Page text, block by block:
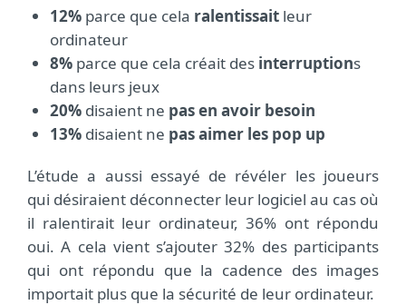
12% parce que cela ralentissait leur
ordinateur
8% parce que cela créait des interruptions
dans leurs jeux
20% disaient ne pas en avoir besoin
13% disaient ne pas aimer les pop up
L’étude a aussi essayé de révéler les joueurs
qui désiraient déconnecter leur logiciel au cas où
il ralentirait leur ordinateur, 36% ont répondu
oui. A cela vient s’ajouter 32% des participants
qui ont répondu que la cadence des images
importait plus que la sécurité de leur ordinateur.